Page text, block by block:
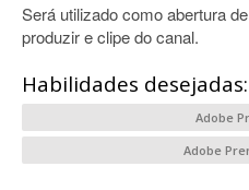
Será utilizado como abertura
produzir e clipe do canal.
Habilidades desejadas:
Adobe
Adobe